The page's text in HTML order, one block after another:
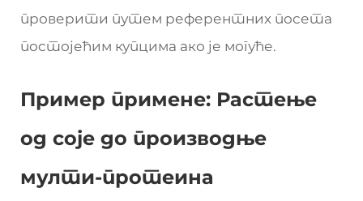
проверити путем референтних посета
постојећим купцима ако је могуће.
Пример примене: Растење
од соје до производње
мулти-протеина